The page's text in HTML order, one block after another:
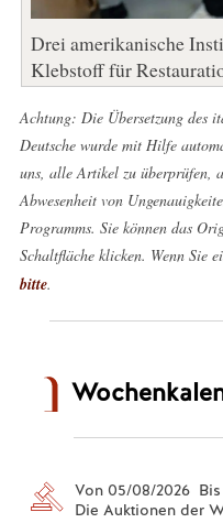
Drei amerikanische
Klebstoff für
Achtung: Die Übersetzung des
Deutsche wurde mit Hilfe
uns, alle Artikel zu überprüfen,
Abwesenheit von
Programms. Sie können das
Schaltfläche klicken. Wenn Sie
bitte.
Von 05/08/2026
Die Auktionen der